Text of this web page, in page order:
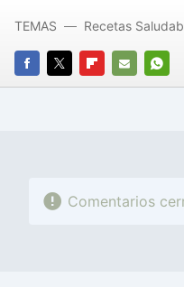
FACEBOOK
TWITTERFLIPBOARD
E-
TEMAS Recetas
Comentarios